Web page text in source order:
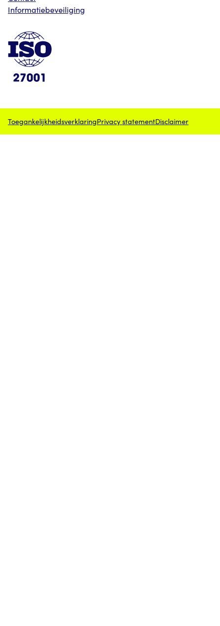
Informatiebeveiliging
ToegankelijkheidsverklaringPrivacy statementDisclaimer